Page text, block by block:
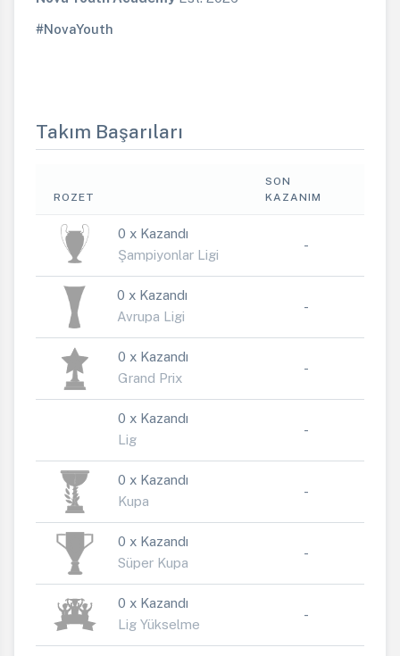
#NovaYouth
Takım Başarıları
ROZET
SON
KAZANIM
0 x Kazandı
Şampiyonlar Ligi
-
0 x Kazandı
Avrupa Ligi
-
0 x Kazandı
Grand Prix
-
0 x Kazandı
Lig
-
0 x Kazandı
Kupa
-
0 x Kazandı
Süper Kupa
-
0 x Kazandı
Lig Yükselme
-